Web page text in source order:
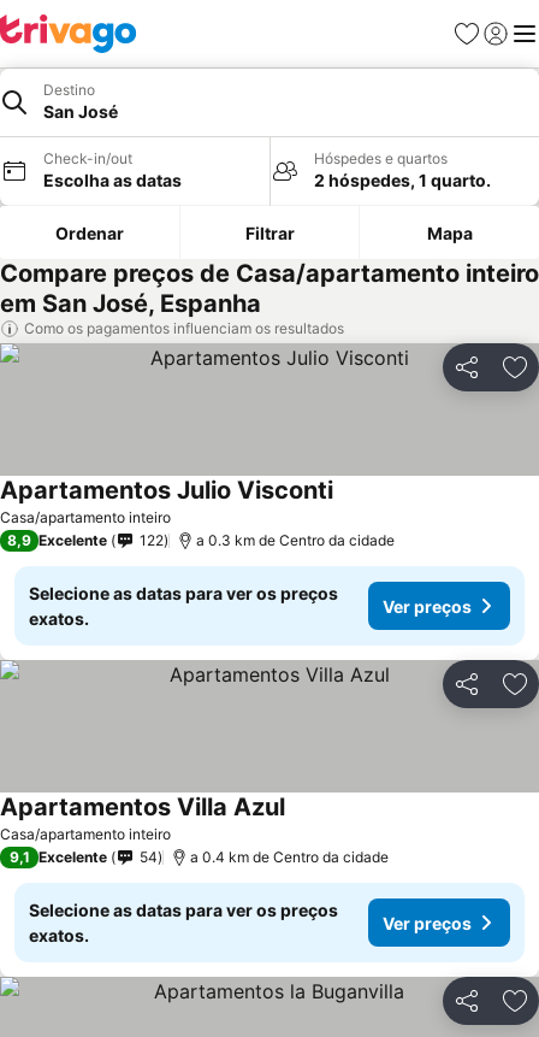
Favoritos
Iniciar
Destino
San José
Check-in/out
Escolha as datas
Hóspedes e quartos
2 hóspedes, 1 quarto.
Ordenar Filtrar Mapa
Compare preços de Casa/apartamento inteiro
em San José, Espanha
Como os pagamentos influenciam os resultados
Partilhar
Casa/apartamento inteiro
Apartamentos Julio Visconti
8,9 Excelente 122 a 0.3 km de Centro da cidade
Selecione as datas para ver os preços
exatos.
Ver preços
Partilhar
Casa/apartamento inteiro
Apartamentos Villa Azul
9,1 Excelente 54 a 0.4 km de Centro da cidade
Selecione as datas para ver os preços
exatos.
Ver preços
Partilhar